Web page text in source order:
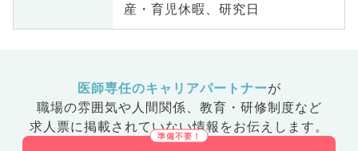
産・育児休暇、研究日
医師専任のキャリアパートナーが
職場の雰囲気や人間関係、 教育・研修制度など
求人票に掲載されていない情報をお伝えします。